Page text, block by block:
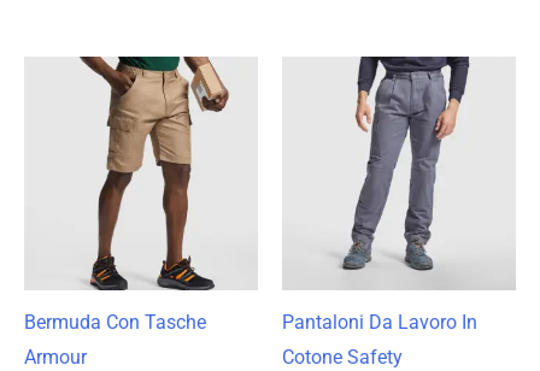
Bermuda Con Tasche
Armour
Fascia
di
prezzo:
da
11,75 €
16,79 €
Pantaloni Da Lavoro In
Cotone Safety
Fascia
di
prezzo:
da
15,13 €
a
21,62 €